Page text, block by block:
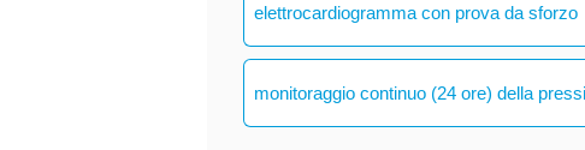
elettrocardiogramma con prova da sforzo
monitoraggio continuo (24 ore) della